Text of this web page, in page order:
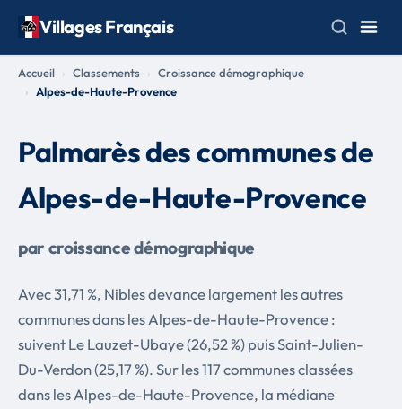
Villages Français
Accueil Classements
Croissance démographique
Alpes-de-Haute-Provence
Palmarès des communes de
Alpes-de-Haute-Provence
par croissance démographique
Avec 31,71 %, Nibles devance largement les autres
communes dans les Alpes-de-Haute-Provence :
suivent Le Lauzet-Ubaye (26,52 %) puis Saint-Julien-
Du-Verdon (25,17 %). Sur les 117 communes classées
dans les Alpes-de-Haute-Provence, la médiane